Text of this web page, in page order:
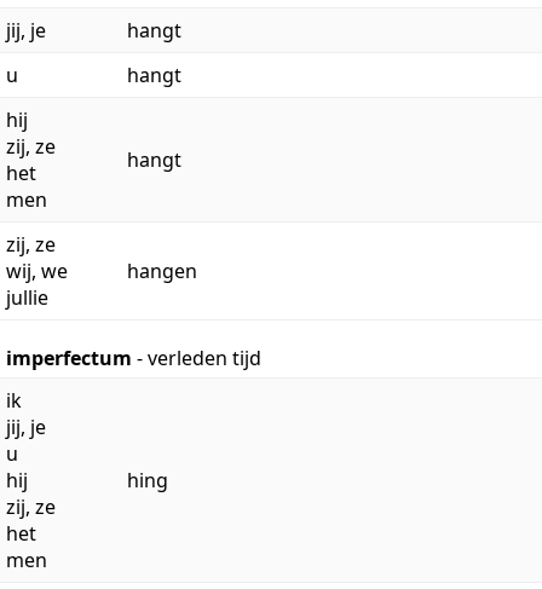
jij, je
hangt
u
hangt
hij
zij, ze
het
men
hangt
zij, ze
wij, we
jullie
hangen
imperfectum - verleden tijd
ik
jij, je
u
hij
zij, ze
het
men
hing